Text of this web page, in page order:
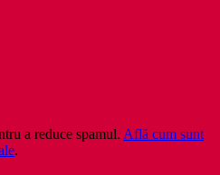
a reduce spamul. Află cum sunt
.